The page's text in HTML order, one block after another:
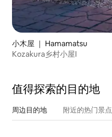
小木屋 ｜ Hamamatsu
Kozakura乡村小屋I
值得探索的目的地
周边目的地 附近的热门景点